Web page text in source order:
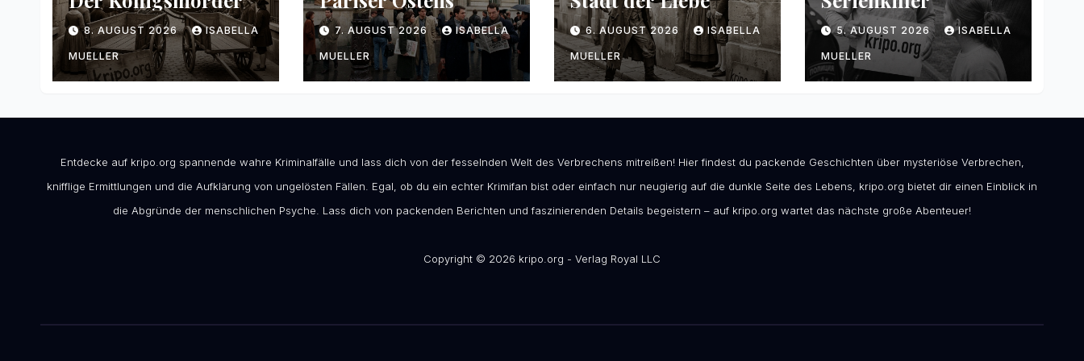
8. AUGUST 2026 ISABELLA
MUELLER
7. AUGUST 2026 ISABELLA
MUELLER
6. AUGUST 2026 ISABELLA
MUELLER
5. AUGUST 2026 ISABELLA
MUELLER
Entdecke auf kripo.org spannende wahre Kriminalfälle und lass dich von der fesselnden Welt des Verbrechens mitreißen! Hier findest du packende Geschichten über mysteriöse Verbrechen,
knifflige Ermittlungen und die Aufklärung von ungelösten Fällen. Egal, ob du ein echter Krimifan bist oder einfach nur neugierig auf die dunkle Seite des Lebens, kripo.org bietet dir einen Einblick in
die Abgründe der menschlichen Psyche. Lass dich von packenden Berichten und faszinierenden Details begeistern – auf kripo.org wartet das nächste große Abenteuer!
Copyright © 2026 kripo.org - Verlag Royal LLC